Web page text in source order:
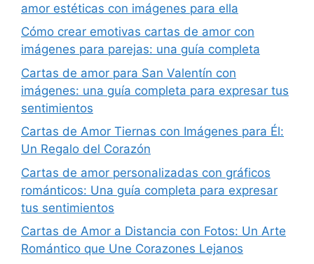
amor estéticas con imágenes para ella
Cómo crear emotivas cartas de amor con
imágenes para parejas: una guía completa
Cartas de amor para San Valentín con
imágenes: una guía completa para expresar tus
sentimientos
Cartas de Amor Tiernas con Imágenes para Él:
Un Regalo del Corazón
Cartas de amor personalizadas con gráficos
románticos: Una guía completa para expresar
tus sentimientos
Cartas de Amor a Distancia con Fotos: Un Arte
Romántico que Une Corazones Lejanos